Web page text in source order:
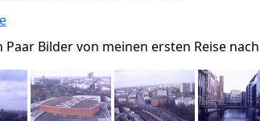
about Meine Bilder aus Hamburg
Paar Bilder von meinen ersten Reise